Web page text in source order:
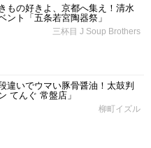
もの好きよ、京都へ集え！清水
ント「五条若宮陶器祭」
三杯目 J Soup Brothers
違いでウマい豚骨醤油！太鼓判
てんぐ 常盤店」
柳町イズル